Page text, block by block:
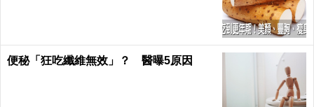
便秘「狂吃纖維無效」？ 醫曝5原因